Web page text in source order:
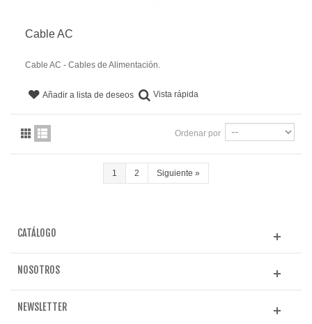
Cable AC
Cable AC - Cables de Alimentación.
Añadir a lista de deseos Vista rápida
Ordenar por
1 2 Siguiente »
CATÁLOGO
NOSOTROS
NEWSLETTER